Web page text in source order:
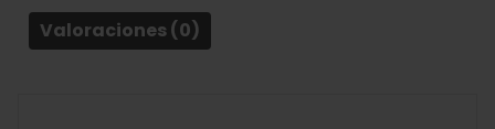
Valoraciones (0)